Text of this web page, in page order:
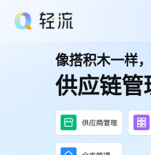
像搭积木一样
供应链管